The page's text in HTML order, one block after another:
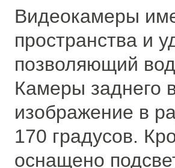
Видеокамеры
пространства и
позволяющий
Камеры заднего
изображение в
170 градусов.
оснащено